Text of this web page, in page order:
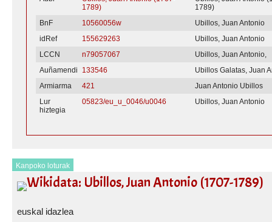
1789)
1789)
BnF
10560056w
Ubillos, Juan Antonio
idRef
155629263
Ubillos, Juan Antonio
LCCN
n79057067
Ubillos, Juan Antonio,
Auñamendi
133546
Ubillos Galatas, Juan
Armiarma
421
Juan Antonio Ubillos
Lur
hiztegia
05823/eu_u_0046/u0046 Ubillos, Juan Antonio
Kanpoko loturak
Wikidata: Ubillos, Juan Antonio (1707-1789)
euskal idazlea